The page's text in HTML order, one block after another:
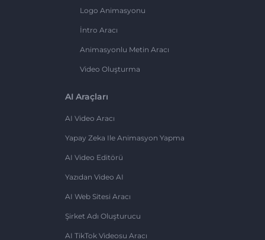
Logo Animasyonu
İntro Aracı
Animasyonlu Metin Aracı
Video Oluşturma
AI Araçları
AI Video Aracı
Yapay Zeka Ile Animasyon Yapma
AI Video Editörü
Yazıdan Video AI
AI Web Sitesi Aracı
Şirket Adı Oluşturucu
AI TikTok Videosu Aracı